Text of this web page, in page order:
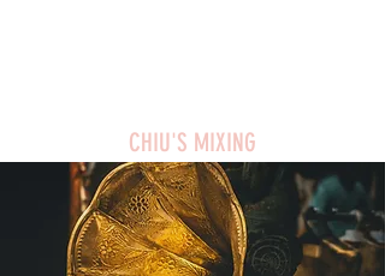
CHIU'S MIXING